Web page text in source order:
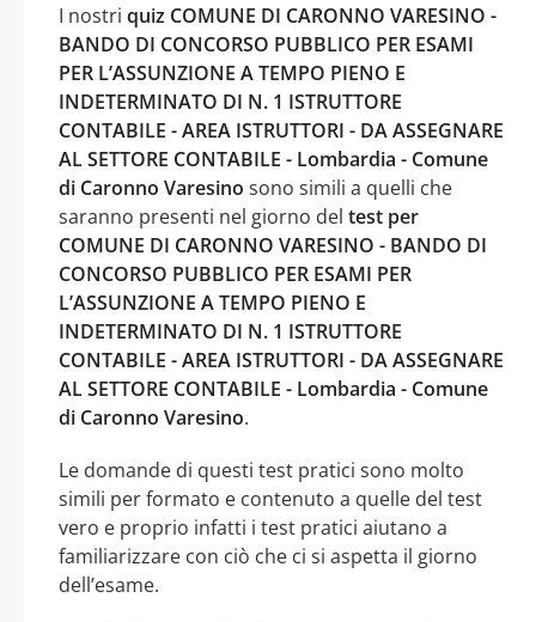
I nostri quiz COMUNE DI CARONNO VARESINO -
BANDO DI CONCORSO PUBBLICO PER ESAMI
PER L’ASSUNZIONE A TEMPO PIENO E
INDETERMINATO DI N. 1 ISTRUTTORE
CONTABILE - AREA ISTRUTTORI - DA ASSEGNARE
AL SETTORE CONTABILE - Lombardia - Comune
di Caronno Varesino sono simili a quelli che
saranno presenti nel giorno del test per
COMUNE DI CARONNO VARESINO - BANDO DI
CONCORSO PUBBLICO PER ESAMI PER
L’ASSUNZIONE A TEMPO PIENO E
INDETERMINATO DI N. 1 ISTRUTTORE
CONTABILE - AREA ISTRUTTORI - DA ASSEGNARE
AL SETTORE CONTABILE - Lombardia - Comune
di Caronno Varesino.
Le domande di questi test pratici sono molto
simili per formato e contenuto a quelle del test
vero e proprio infatti i test pratici aiutano a
familiarizzare con ciò che ci si aspetta il giorno
dell’esame.